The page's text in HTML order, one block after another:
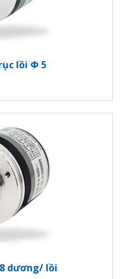
lồi Φ 5
dương/ lồi